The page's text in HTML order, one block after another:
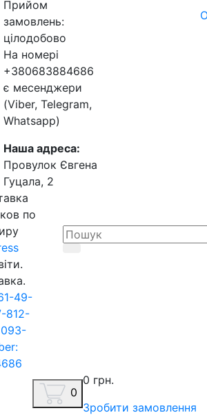
Прийом
замовлень:
цілодобово
На номері
+380683884686
є месенджери
(Viber, Telegram,
Whatsapp)
Наша адреса:
Провулок Євгена
Гуцала, 2
по
49-
812-
0
0 грн.
Зробити замовлення